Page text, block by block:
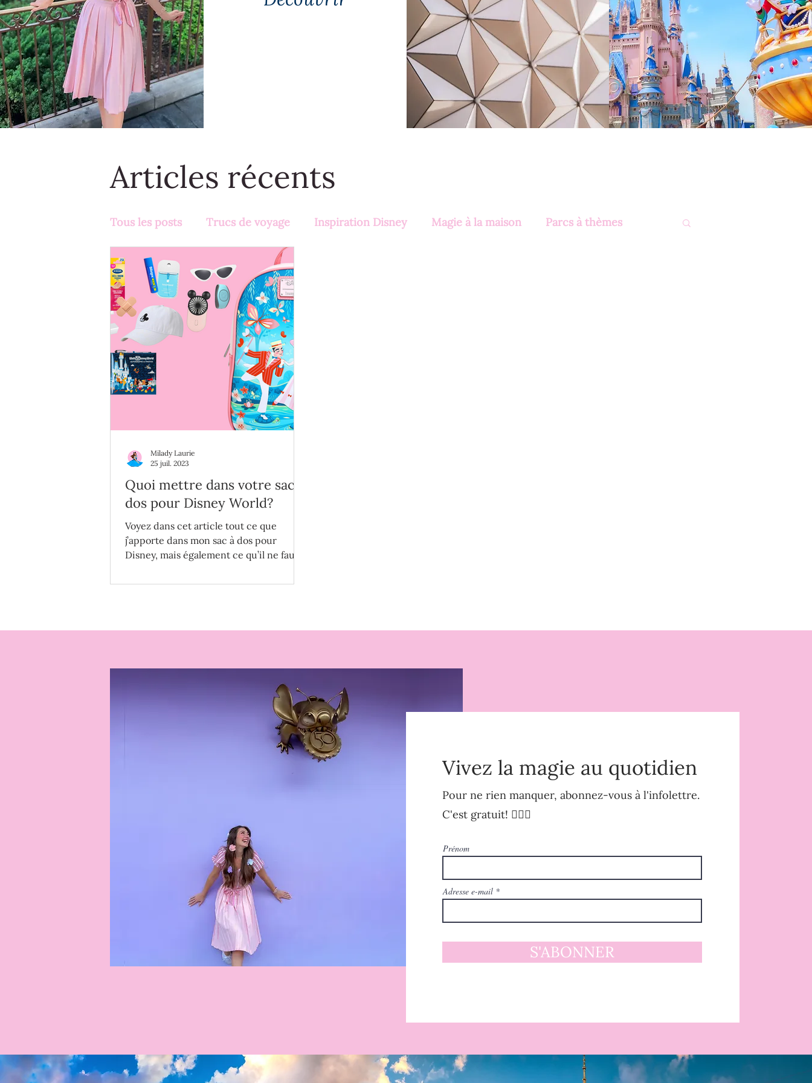
Articles récents
Tous les posts Trucs de voyage Inspiration Disney Magie à la maison Parcs à thèmes
Activités en famille
Quoi mettre dans votre sac à
dos pour Disney World?
Voyez dans cet article tout ce que
j’apporte dans mon sac à dos pour
Disney, mais également ce qu’il ne faut
Milady Laurie
25 juil. 2023
Vivez la magie au quotidien
Pour ne rien manquer, abonnez-vous à l'infolettre.
C'est gratuit! 🧚🏻‍♀️
Prénom
Adresse e-mail
S'ABONNER